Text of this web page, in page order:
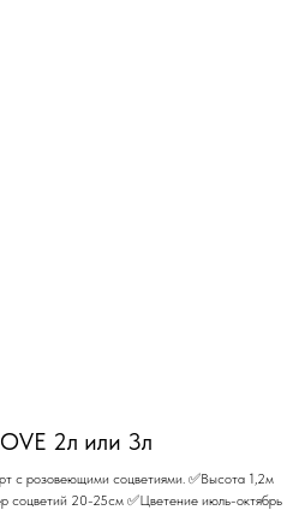
2л или 3л
с розовеющими соцветиями. ✅Высота 1,2м
соцветий 20-25см ✅Цветение июль-октябрь